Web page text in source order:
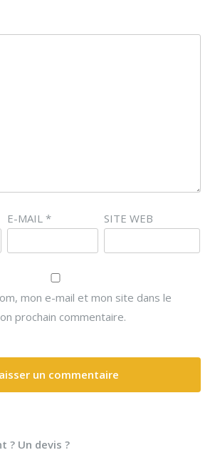
E-MAIL * SITE WEB
mon e-mail et mon site dans le
prochain commentaire.
? Un devis ?